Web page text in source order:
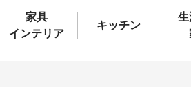
家具
インテリア
キッチン
生